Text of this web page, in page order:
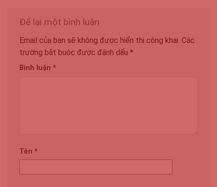
Để lại một bình luận
Email của bạn sẽ không được hiển thị công khai. Các
trường bắt buộc được đánh dấu *
Bình luận *
Tên *